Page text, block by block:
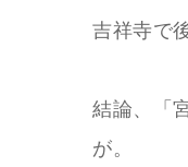
吉祥寺で
結論、「
が。